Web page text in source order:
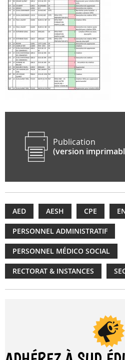
Publication
(version
AED AESH CPE
PERSONNEL ADMINISTRATIF
PERSONNEL MÉDICO SOCIAL
RECTORAT & INSTANCES